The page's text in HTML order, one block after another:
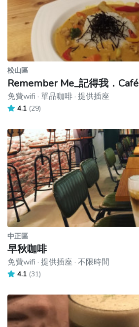
松山區
Remember Me_記得我．Café
免費wifi · 單品咖啡 · 提供插座
4.1 (29)
中正區
早秋咖啡
免費wifi · 提供插座 · 不限時間
4.1 (31)